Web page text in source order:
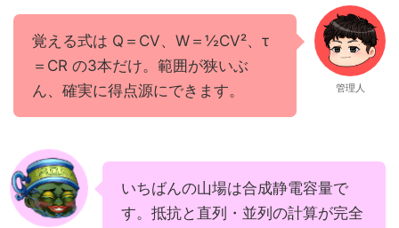
覚える式は Q＝CV、W＝½CV²、τ
＝CR の3本だけ。範囲が狭いぶ
ん、確実に得点源にできます。
管理人
いちばんの山場は合成静電容量で
す。抵抗と直列・並列の計算が完全